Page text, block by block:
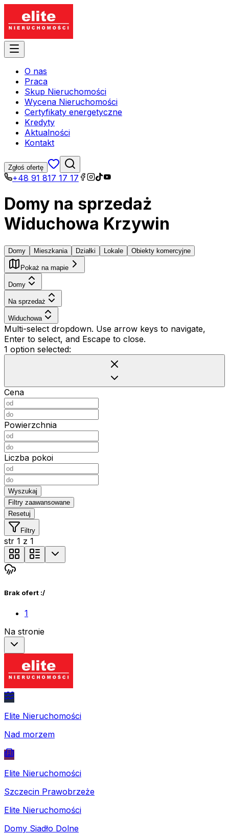
O nas
Praca
Skup Nieruchomości
Wycena Nieruchomości
Certyfikaty energetyczne
Kredyty
Aktualności
Kontakt
Zgłoś ofertę
+48 91 817 17 17
Domy na sprzedaż
Widuchowa Krzywin
Domy Mieszkania Działki Lokale Obiekty komercyjne
Pokaż na mapie
Domy
Na sprzedaż
Widuchowa
Multi-select dropdown. Use arrow keys to navigate,
Enter to select, and Escape to close.
1 option selected:
Cena
Powierzchnia
Liczba pokoi
Wyszukaj
Filtry zaawansowane
Resetuj
Filtry
str 1 z 1
Brak ofert :/
1
Na stronie
Elite Nieruchomości
Nad morzem
Elite Nieruchomości
Szczecin Prawobrzeże
Elite Nieruchomości
Domy Siadło Dolne